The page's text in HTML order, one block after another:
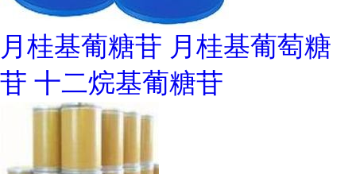
月桂基葡糖苷 月桂基葡萄糖
苷 十二烷基葡糖苷